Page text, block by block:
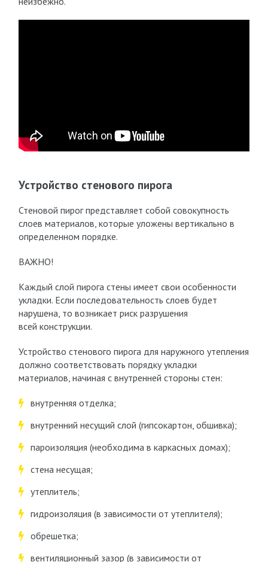
Устройство стенового пирога
Стеновой пирог представляет собой совокупность
слоев материалов, которые уложены вертикально в
определенном порядке.
ВАЖНО!
Каждый слой пирога стены имеет свои особенности
укладки. Если последовательность слоев будет
нарушена, то возникает риск разрушения
всей конструкции.
Устройство стенового пирога для наружного утепления
должно соответствовать порядку укладки
материалов, начиная с внутренней стороны стен:
внутренняя отделка;
внутренний несущий слой (гипсокартон, обшивка);
пароизоляция (необходима в каркасных домах);
стена несущая;
утеплитель;
гидроизоляция (в зависимости от утеплителя);
обрешетка;
вентиляционный зазор (в зависимости от